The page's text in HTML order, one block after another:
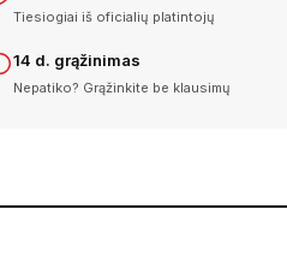
Tiesiogiai iš oficialių platintojų
14 d. grąžinimas
Nepatiko? Grąžinkite be klausimų